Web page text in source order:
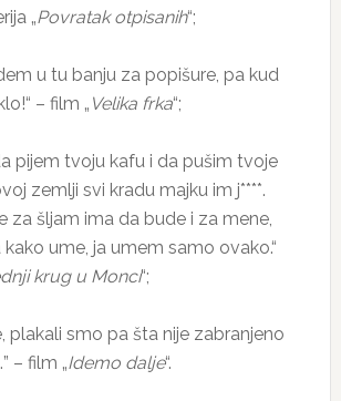
„Povratak otpisanih“;
u tu banju za popišure, pa kud
– film „ Velika frka“;
pijem tvoju kafu i da pušim tvoje
zemlji svi kradu majku im j****.
za šljam ima da bude i za mene,
ume, ja umem samo ovako.“
krug u Monci“;
plakali smo pa šta nije zabranjeno
– film „Idemo dalje“.